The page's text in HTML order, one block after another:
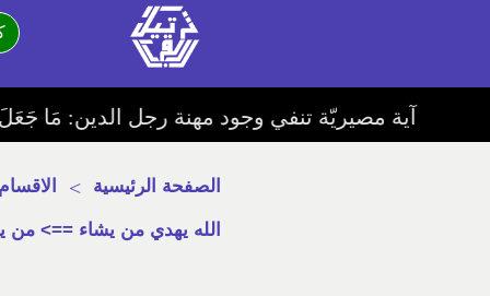
آية مصيريّة تنفي وجود مهنة رجل الدين: مَا جَعَلَ اللَّهُ مِنْ بَحِيرَةٍ وَلَا سَائِبَةٍ وَلَا وَصِيلَةٍ وَلَا حَامٍ وَلَكِنَّ الَّذِينَ كَفَرُوا
الصفحة الرئيسية >
الله يهدي من يشاء ==> من